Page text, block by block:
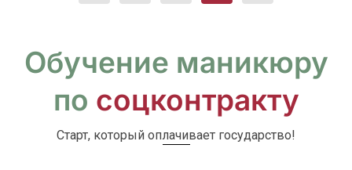
Обучение маникюру
по соцконтракту
Старт, который оплачивает государство!